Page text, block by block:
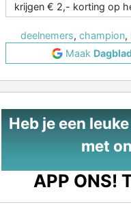
krijgen € 2,- korting op
deelnemers, champion,
Maak
Heb je een
met
APP ONS!